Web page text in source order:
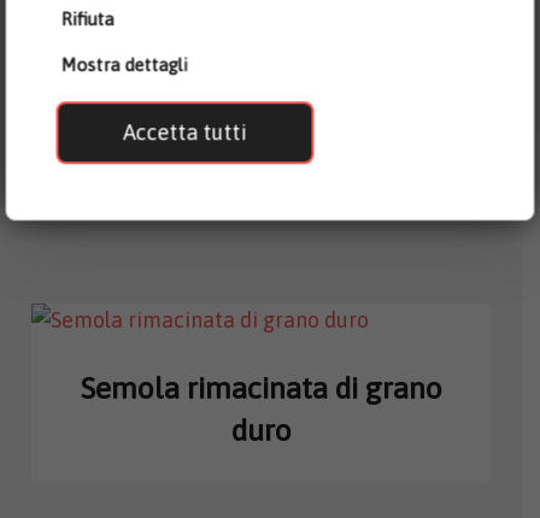
Rifiuta
Mostra dettagli
Accetta tutti
Pizza & Focaccia
Semola rimacinata di grano
duro
prodotti e scopri tutte le linee disponibili
Scarica ora